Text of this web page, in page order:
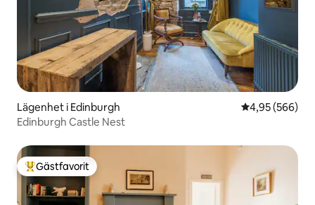
Lägenhet i Edinburgh 4,95 av 5 i
4,95 (566)
Edinburgh Castle Nest
Populär gästfavorit
Gästfavorit